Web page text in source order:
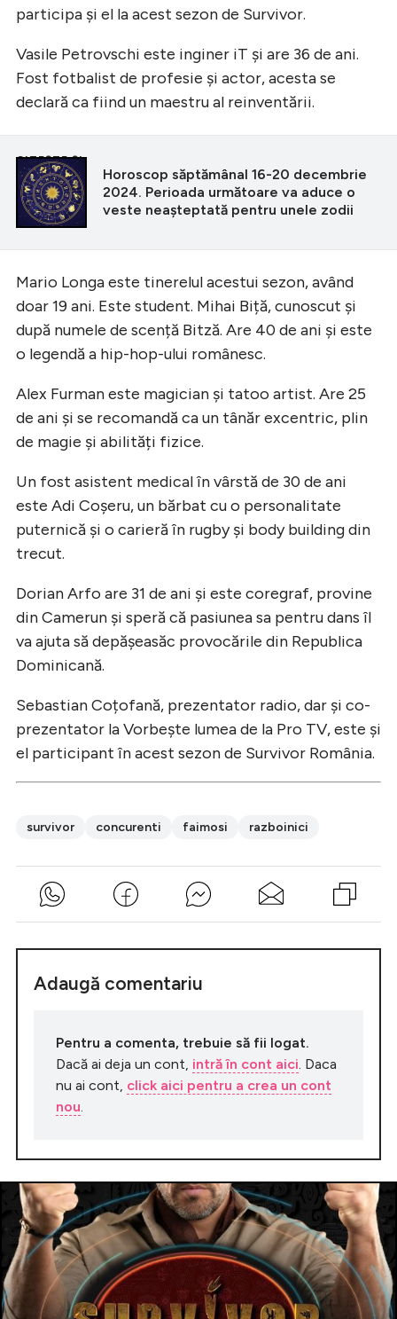
participa și el la acest sezon de Survivor.
Vasile Petrovschi este inginer iT și are 36 de ani.
Fost fotbalist de profesie și actor, acesta se
declară ca fiind un maestru al reinventării.
CITEȘTE ȘI
Horoscop săptămânal 16-20 decembrie
2024. Perioada următoare va aduce o
veste neașteptată pentru unele zodii
Mario Longa este tinerelul acestui sezon, având
doar 19 ani. Este student. Mihai Biță, cunoscut și
după numele de scență Bitză. Are 40 de ani și este
o legendă a hip-hop-ului românesc.
Alex Furman este magician și tatoo artist. Are 25
de ani și se recomandă ca un tânăr excentric, plin
de magie și abilități fizice.
Un fost asistent medical în vârstă de 30 de ani
este Adi Coșeru, un bărbat cu o personalitate
puternică și o carieră în rugby și body building din
trecut.
Dorian Arfo are 31 de ani și este coregraf, provine
din Camerun și speră că pasiunea sa pentru dans îl
va ajuta să depășeasăc provocările din Republica
Dominicană.
Sebastian Coțofană, prezentator radio, dar și co-
prezentator la Vorbește lumea de la Pro TV, este și
el participant în acest sezon de Survivor România.
survivor concurenti faimosi razboinici
Adaugă comentariu
Pentru a comenta, trebuie să fii logat.
Dacă ai deja un cont, intră în cont aici . Daca
nu ai cont, click aici pentru a crea un cont
nou